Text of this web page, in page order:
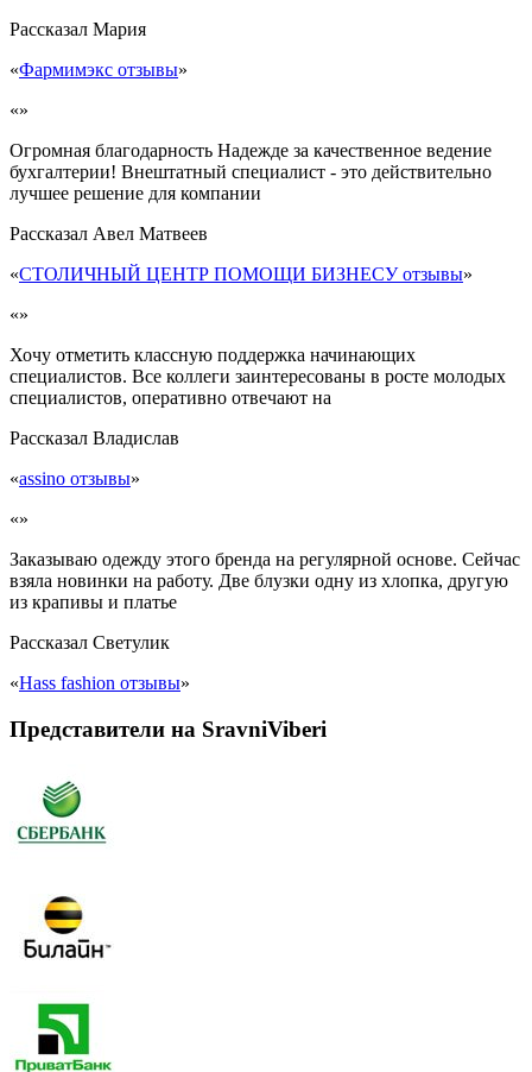
Рассказал Мария
«Фармимэкс отзывы»
«»
Огромная благодарность Надежде за качественное ведение
бухгалтерии! Внештатный специалист - это действительно
лучшее решение для компании
Рассказал Авел Матвеев
«СТОЛИЧНЫЙ ЦЕНТР ПОМОЩИ БИЗНЕСУ отзывы»
«»
Хочу отметить классную поддержка начинающих
специалистов. Все коллеги заинтересованы в росте молодых
специалистов, оперативно отвечают на
Рассказал Владислав
«assino отзывы»
«»
Заказываю одежду этого бренда на регулярной основе. Сейчас
взяла новинки на работу. Две блузки одну из хлопка, другую
из крапивы и платье
Рассказал Светулик
«Hass fashion отзывы»
Представители на SravniViberi